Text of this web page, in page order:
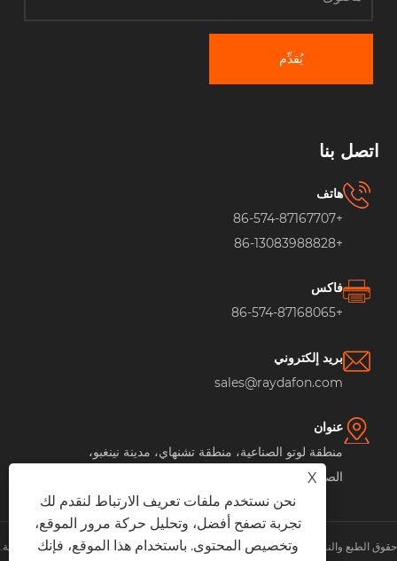
يُقدِّم
اتصل بنا
هاتف
+86-574-87167707
+86-13083988828
فاكس
+86-574-87168065
بريد إلكتروني
sales@raydafon.com
عنوان
منطقة لوتو الصناعية، منطقة تشنهاي، مدينة نينغبو،
الصين
حقوق الطبع والنشر © شركة مجموعة رايدافون للتكنولوجيا المحدودة جميع الحقوق محفوظة.
X
نحن نستخدم ملفات تعريف الارتباط لنقدم لك
تجربة تصفح أفضل، وتحليل حركة مرور الموقع،
وتخصيص المحتوى. باستخدام هذا الموقع، فإنك